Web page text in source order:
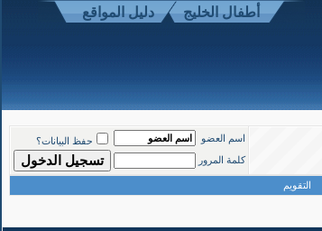
أطفال الخليج دليل المواقع
اسم العضو
حفظ البيانات؟
كلمة المرور
التقويم